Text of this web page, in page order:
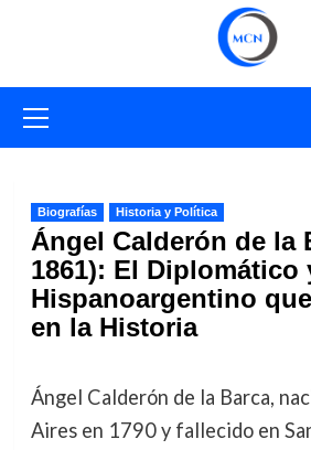
primario
Biografías Historia y Política
Ángel Calderón de la
1861): El Diplomático
Hispanoargentino
en la Historia
Ángel Calderón de la Barca,
Aires en 1790 y fallecido en